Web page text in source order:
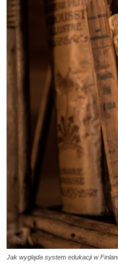
Jak wygląda system edukacji w